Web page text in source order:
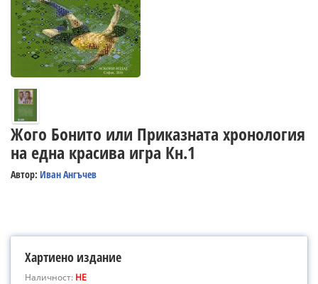
Жого Бонито или Приказната хронология
на една красива игра Кн.1
Автор: Иван Ангъчев
Хартиено издание
Наличност: НЕ